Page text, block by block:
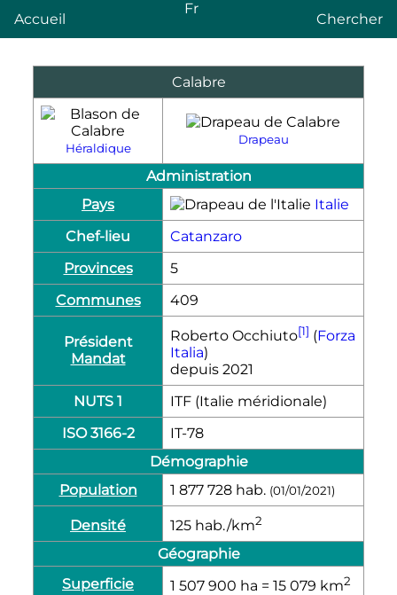
Accueil
Fr
Chercher
Calabre
Héraldique
Drapeau
Administration
Pays
Italie
Chef-lieu
Catanzaro
Provinces
5
Communes
409
Président
Mandat
Roberto Occhiuto[1] (Forza
Italia)
depuis 2021
NUTS 1
ITF (Italie méridionale)
ISO 3166-2
IT-78
Démographie
Population
1 877 728 hab. (01/01/2021)
Densité 125 hab./km2
Géographie
Superficie
1 507 900 ha = 15 079 km2